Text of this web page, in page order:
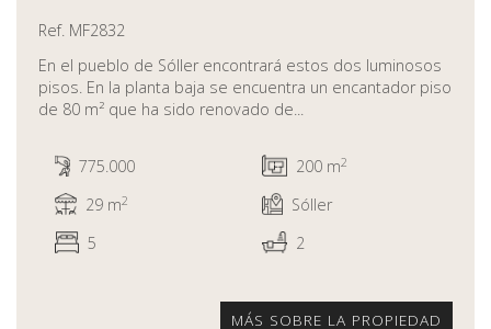
Ref. MF2832
En el pueblo de Sóller encontrará estos dos luminosos
pisos. En la planta baja se encuentra un encantador piso
de 80 m² que ha sido renovado de...
775.000 200 m2
29 m2
Sóller
5
2
MÁS SOBRE LA PROPIEDAD